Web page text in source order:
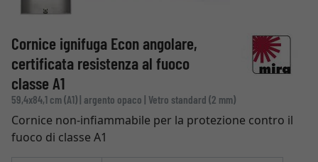
Cornice ignifuga Econ angolare,
certificata resistenza al fuoco
classe A1
59,4x84,1 cm (A1) | argento opaco | Vetro standard (2 mm)
Cornice non-infiammabile per la protezione contro il
fuoco di classe A1